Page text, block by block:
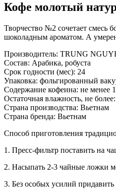
Кофе молотый
Творчество №2 сочетает смесь
шоколадным ароматом. А
Производитель: TRUNG
Состав: Арабика, робуста
Срок годности (мес): 24
Упаковка: фольгированный
Содержание кофеина: не менее
Остаточная влажность, не
Страна производства: Вьетнам
Страна бренда: Вьетнам
Способ приготовления
1. Пресс-фильтр поставить на
2. Насыпать 2-3 чайные ложки
3. Без особых усилий